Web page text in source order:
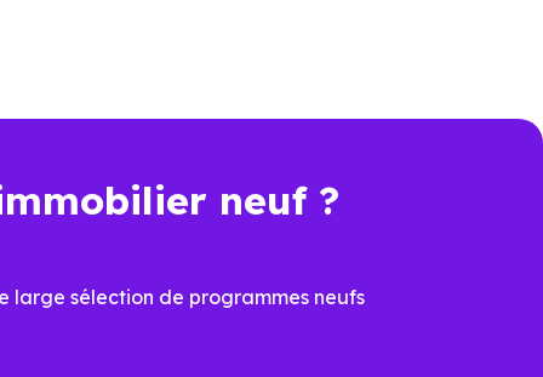
neuf ?
large sélection de programmes neufs